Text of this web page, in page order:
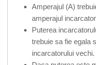
Amperajul (A)
amperajul
Puterea
trebuie sa fie egala
incarcatorului vechi.